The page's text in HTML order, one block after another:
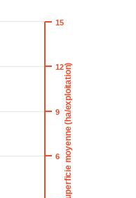
Superficie moyenne (ha/exploitation)
6
9
12
15